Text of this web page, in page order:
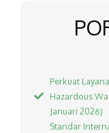
Perkuat
Hazardous
Januari 2026)
Standar